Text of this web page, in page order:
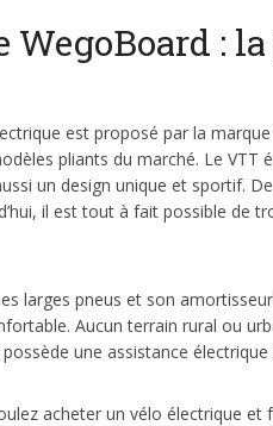
WegoBoard :
est proposé par la
pliants du marché. Le VTT
un design unique et sportif.
il est tout à fait possible de
larges pneus et son
Aucun terrain rural ou
une assistance
acheter un vélo électrique